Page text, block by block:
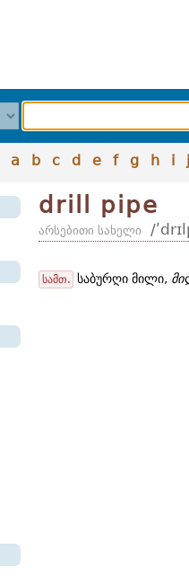
a b c d e f g h i j
drill pipe
არსებითი სახელი /
სამთ. საბურღი მილი,